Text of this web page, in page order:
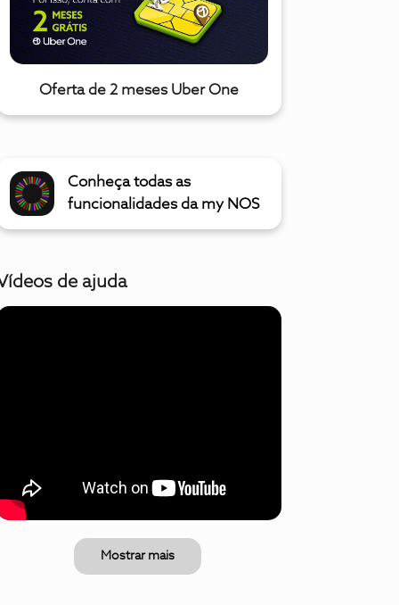
Oferta de 2 meses Uber One
Conheça todas as
funcionalidades da my NOS
de ajuda
Mostrar mais